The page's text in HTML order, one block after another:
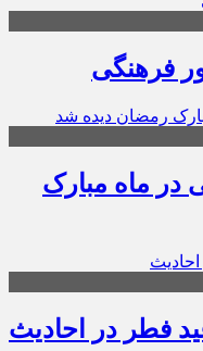
فرهنگی
در ماه مبارک
فطر در احادیث